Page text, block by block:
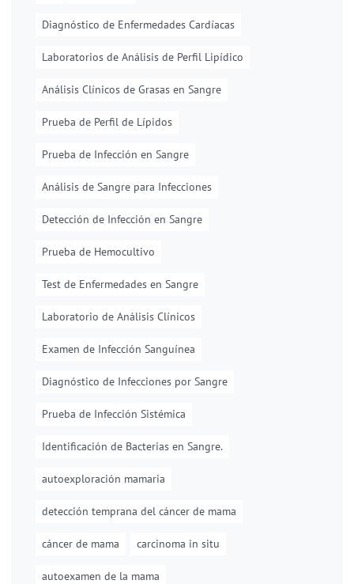
Diagnóstico de Enfermedades Cardíacas
Laboratorios de Análisis de Perfil Lipídico
Análisis Clínicos de Grasas en Sangre
Prueba de Perfil de Lípidos
Prueba de Infección en Sangre
Análisis de Sangre para Infecciones
Detección de Infección en Sangre
Prueba de Hemocultivo
Test de Enfermedades en Sangre
Laboratorio de Análisis Clínicos
Examen de Infección Sanguínea
Diagnóstico de Infecciones por Sangre
Prueba de Infección Sistémica
Identificación de Bacterias en Sangre.
autoexploración mamaria
detección temprana del cáncer de mama
cáncer de mama carcinoma in situ
autoexamen de la mama